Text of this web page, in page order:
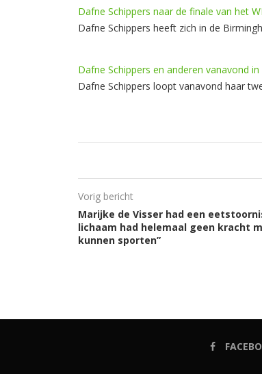
Dafne Schippers naar de finale van het
Dafne Schippers heeft zich in de
Dafne Schippers en anderen vanavond
Dafne Schippers loopt vanavond haar
Vorig bericht
Marijke de Visser had een
lichaam had helemaal geen kracht
kunnen sporten”